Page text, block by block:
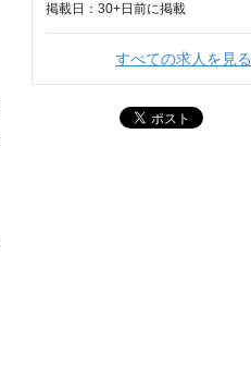
掲載日： 30+日 前に掲載
すべての求人を見る